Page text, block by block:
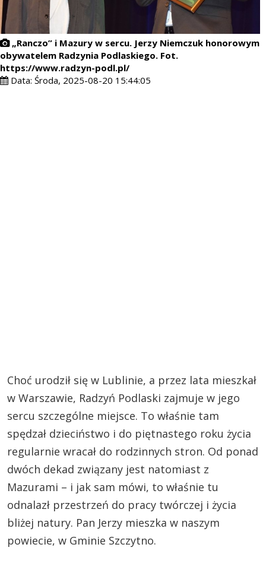
„Ranczo” i Mazury w sercu. Jerzy Niemczuk honorowym
obywatelem Radzynia Podlaskiego. Fot.
https://www.radzyn-podl.pl/
Data: Środa, 2025-08-20 15:44:05
Choć urodził się w Lublinie, a przez lata mieszkał
w Warszawie, Radzyń Podlaski zajmuje w jego
sercu szczególne miejsce. To właśnie tam
spędzał dzieciństwo i do piętnastego roku życia
regularnie wracał do rodzinnych stron. Od ponad
dwóch dekad związany jest natomiast z
Mazurami – i jak sam mówi, to właśnie tu
odnalazł przestrzeń do pracy twórczej i życia
bliżej natury. Pan Jerzy mieszka w naszym
powiecie, w Gminie Szczytno.